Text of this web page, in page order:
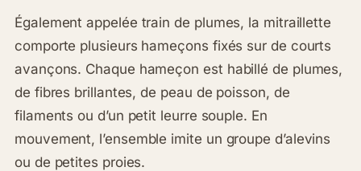
Également appelée train de plumes, la mitraillette
comporte plusieurs hameçons fixés sur de courts
avançons. Chaque hameçon est habillé de plumes,
de fibres brillantes, de peau de poisson, de
filaments ou d’un petit leurre souple. En
mouvement, l’ensemble imite un groupe d’alevins
ou de petites proies.